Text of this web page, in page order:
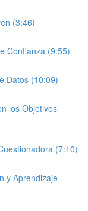
(3:46)
Confianza (9:55)
Datos (10:09)
los Objetivos
(7:10)
y Aprendizaje